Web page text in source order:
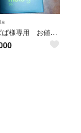
あやぱぱ様専用 お値下げ MOTOROLA moto g52j5g シムフリー